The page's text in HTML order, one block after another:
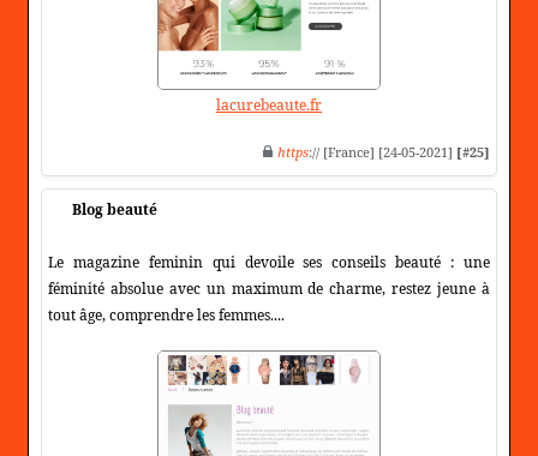
lacurebeaute.fr
https:// [France] [24-05-2021] [#25]
Blog beauté
Le magazine feminin qui devoile ses conseils beauté : une
féminité absolue avec un maximum de charme, restez jeune à
tout âge, comprendre les femmes....